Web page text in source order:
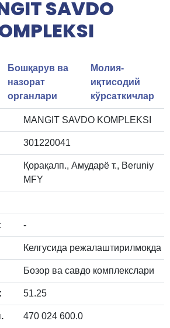
SAVDO
Бошқарув ва
назорат
органлари
Молия-
иқтисодий
кўрсаткичлар
MANGIT SAVDO KOMPLEKSI
301220041
Қорақалп., Амударё т., Beruniy
MFY
-
Келгусида режалаштирилмоқда
Бозор ва савдо комплекслари
51.25
470 024 600.0